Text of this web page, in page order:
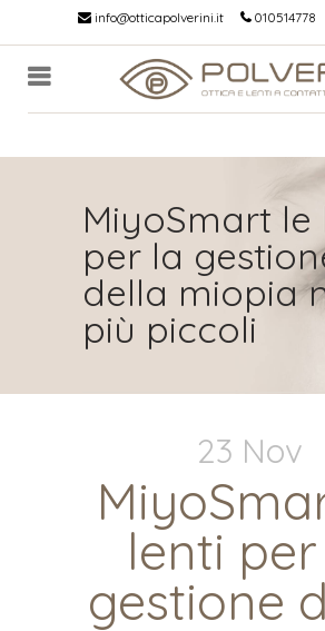
info@otticapolverini.it 010514778
MiyoSmart le
per la
della miopia
più piccoli
23 Nov
lenti
gestione